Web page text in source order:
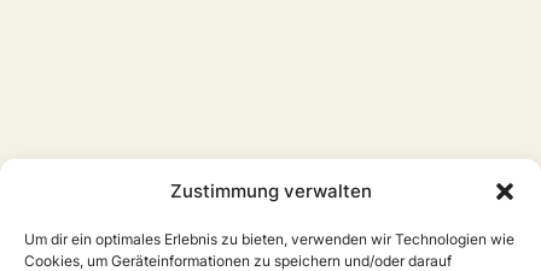
Zustimmung verwalten
Um dir ein optimales Erlebnis zu bieten, verwenden wir Technologien wie
Cookies, um Geräteinformationen zu speichern und/oder darauf